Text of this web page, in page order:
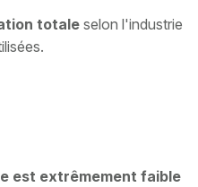
totale selon l'industrie
est extrêmement faible